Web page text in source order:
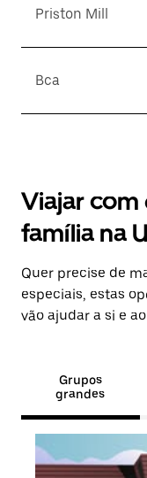
Priston Mill
Bca
Viajar
família na
Quer precise de
especiais, estas
vão ajudar a si e
Grupos
grandes